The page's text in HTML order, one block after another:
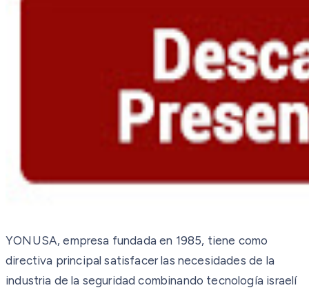
YONUSA, empresa fundada en 1985, tiene como
directiva principal satisfacer las necesidades de la
industria de la seguridad combinando tecnología israelí